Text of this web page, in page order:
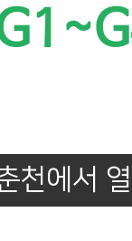
천에서